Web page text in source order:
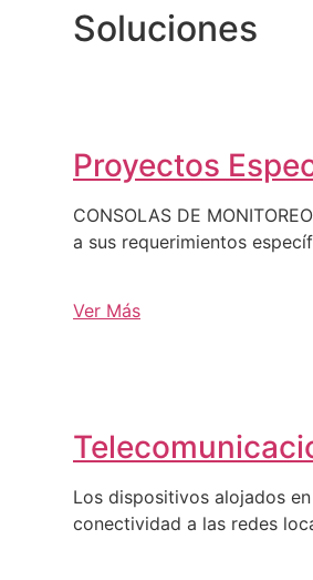
Soluciones
Proyectos
CONSOLAS DE
a sus requerimientos
Ver Más
Los dispositivos alojados
conectividad a las redes